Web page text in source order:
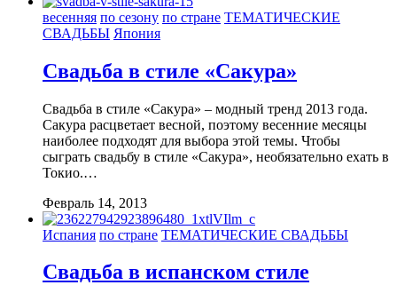
весенняя по сезону по стране ТЕМАТИЧЕСКИЕ
СВАДЬБЫ Япония
Свадьба в стиле «Сакура»
Свадьба в стиле «Сакура» – модный тренд 2013 года.
Сакура расцветает весной, поэтому весенние месяцы
наиболее подходят для выбора этой темы. Чтобы
сыграть свадьбу в стиле «Сакура», необязательно ехать в
Токио.…
Февраль 14, 2013
Испания по стране ТЕМАТИЧЕСКИЕ СВАДЬБЫ
Свадьба в испанском стиле